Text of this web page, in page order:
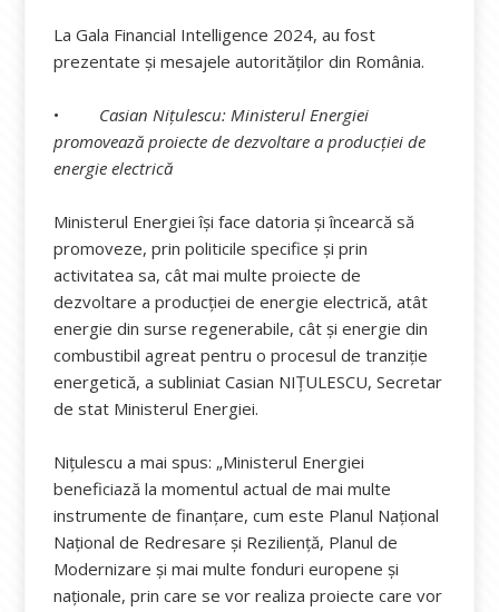
La Gala Financial Intelligence 2024, au fost
prezentate și mesajele autorităților din România.
• Casian Nițulescu: Ministerul Energiei
promovează proiecte de dezvoltare a producției de
energie electrică
Ministerul Energiei își face datoria și încearcă să
promoveze, prin politicile specifice și prin
activitatea sa, cât mai multe proiecte de
dezvoltare a producției de energie electrică, atât
energie din surse regenerabile, cât și energie din
combustibil agreat pentru o procesul de tranziție
energetică, a subliniat Casian NIȚULESCU, Secretar
de stat Ministerul Energiei.
Nițulescu a mai spus: „Ministerul Energiei
beneficiază la momentul actual de mai multe
instrumente de finanțare, cum este Planul Național
Național de Redresare și Reziliență, Planul de
Modernizare și mai multe fonduri europene și
naționale, prin care se vor realiza proiecte care vor